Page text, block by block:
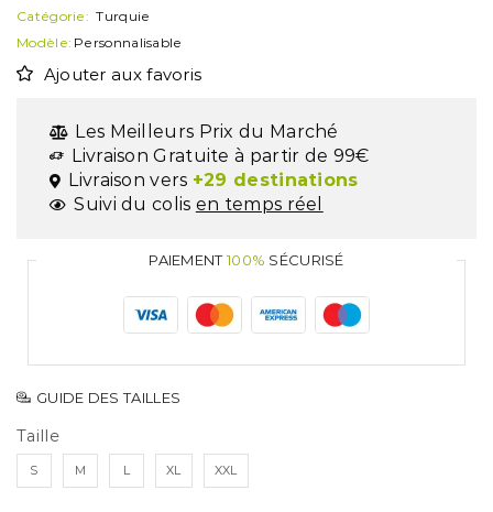
Catégorie: Turquie
Modèle: Personnalisable
Ajouter aux favoris
Les Meilleurs Prix du Marché
Livraison Gratuite à partir de 99€
Livraison vers +29 destinations
Suivi du colis en temps réel
PAIEMENT100% SÉCURISÉ
GUIDE DES TAILLES
Taille
S M L XL XXL